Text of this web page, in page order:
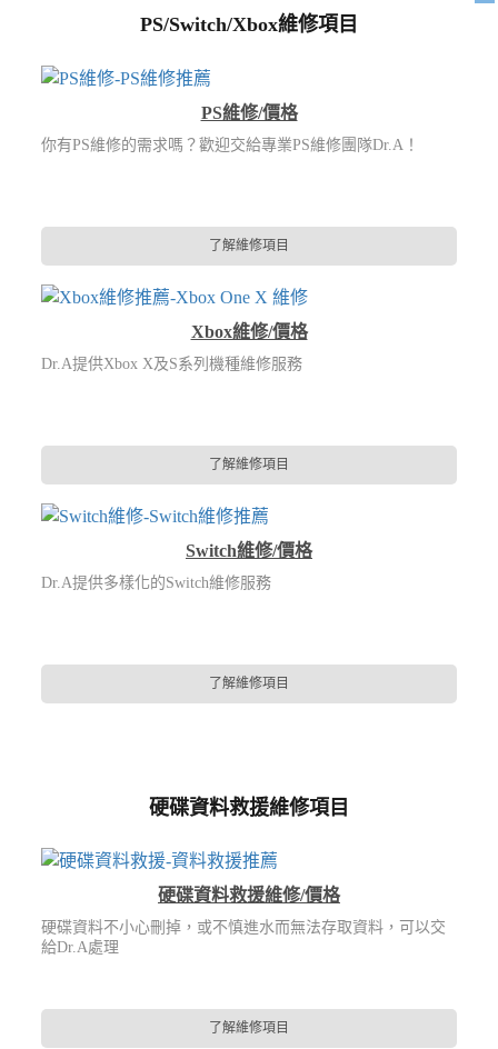
PS/Switch/Xbox維修項目
PS維修/價格
你有PS維修的需求嗎？歡迎交給專業PS維修團隊Dr.A！
了解維修項目
Xbox維修/價格
Dr.A提供Xbox X及S系列機種維修服務
了解維修項目
Switch維修/價格
Dr.A提供多樣化的Switch維修服務
了解維修項目
硬碟資料救援維修項目
硬碟資料救援維修/價格
硬碟資料不小心刪掉，或不慎進水而無法存取資料，可以交
給Dr.A處理
了解維修項目